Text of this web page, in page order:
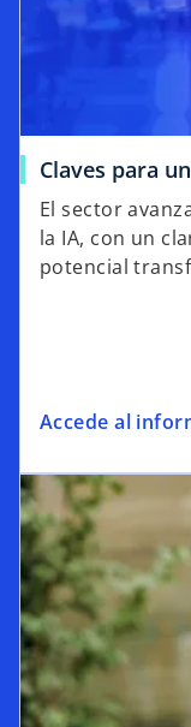
Claves para
El sector
la IA, con un
potencial
Accede al